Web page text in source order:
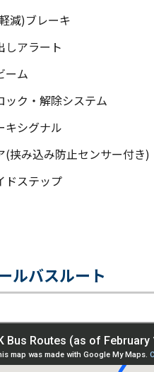
減)ブレーキ
しアラート
ーム
ック・解除システム
キシグナル
(挟み込み防止センサー付き)
ドステップ
ルバスルート